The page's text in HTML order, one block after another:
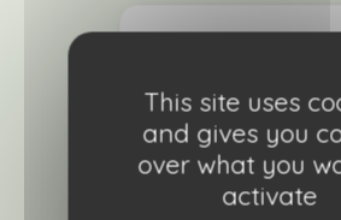
This site uses
and gives you
over what you
activate